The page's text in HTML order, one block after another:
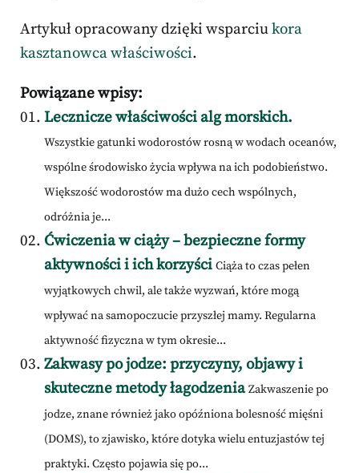
Artykuł opracowany dzięki wsparciukora
kasztanowca właściwości.
Powiązane wpisy:
Lecznicze właściwości alg morskich.
Wszystkie gatunki wodorostów rosną w wodach oceanów,
wspólne środowisko życia wpływa na ich podobieństwo.
Większość wodorostów ma dużo cech wspólnych,
odróżnia je...
Ćwiczenia w ciąży – bezpieczne formy
aktywności i ich korzyści Ciąża to czas pełen
wyjątkowych chwil, ale także wyzwań, które mogą
wpływać na samopoczucie przyszłej mamy. Regularna
aktywność fizyczna w tym okresie...
Zakwasy po jodze: przyczyny, objawy i
skuteczne metody łagodzenia Zakwaszenie po
jodze, znane również jako opóźniona bolesność mięśni
(DOMS), to zjawisko, które dotyka wielu entuzjastów tej
praktyki. Często pojawia się po...